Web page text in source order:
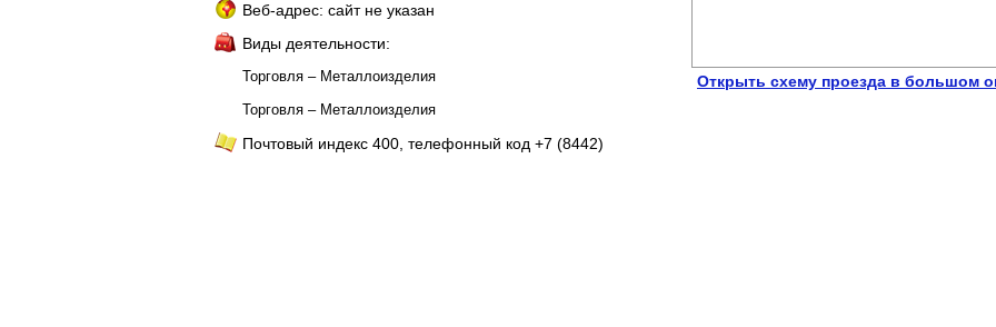
Веб-адрес: сайт не указан
Виды деятельности:
Торговля – Металлоизделия
Торговля – Металлоизделия
Почтовый индекс 400, телефонный код +7 (8442)
Открыть схему проезда в большом